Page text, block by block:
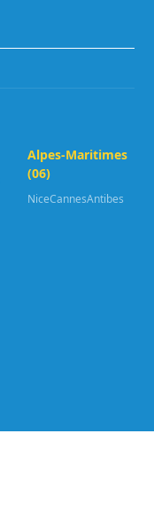
Alpes-Maritimes
(06)
NiceCannesAntibes